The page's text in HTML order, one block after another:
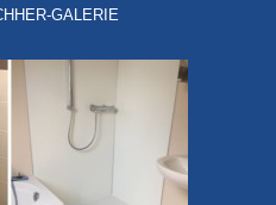
GALERIE